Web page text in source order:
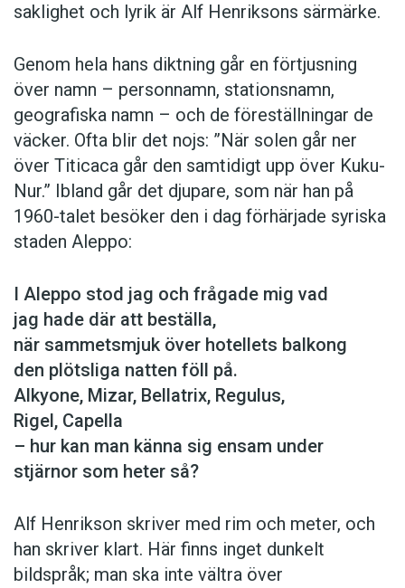
saklighet och lyrik är Alf Henriksons särmärke.
Genom hela hans diktning går en förtjusning
över namn – personnamn, stationsnamn,
geografiska namn – och de föreställningar de
väcker. Ofta blir det nojs: ”När solen går ner
över Titicaca går den samtidigt upp över Kuku-
Nur.” Ibland går det djupare, som när han på
1960-talet besöker den i dag förhärjade syriska
staden Aleppo:
I Aleppo stod jag och frågade mig vad
jag hade där att beställa,
när sammetsmjuk över hotellets balkong
den plötsliga natten föll på.
Alkyone, Mizar, Bellatrix, Regulus,
Rigel, Capella
– hur kan man känna sig ensam under
stjärnor som heter så?
Alf Henrikson skriver med rim och meter, och
han skriver klart. Här finns inget dunkelt
bildspråk; man ska inte vältra över